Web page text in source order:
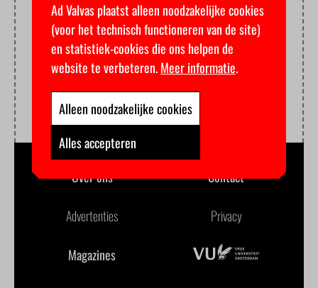
Over ons Contact
Advertenties Privacy
Magazines
Ad Valvas plaatst alleen noodzakelijke cookies
(voor het technisch functioneren van de site)
en statistiek-cookies die ons helpen de
website te verbeteren.Meer informatie.
Alleen noodzakelijke cookies
Alles accepteren